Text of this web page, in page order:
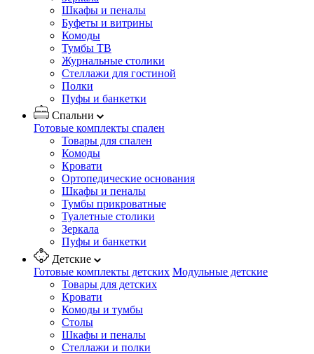
Шкафы и пеналы
Буфеты и витрины
Комоды
Тумбы ТВ
Журнальные столики
Стеллажи для гостиной
Полки
Пуфы и банкетки
Спальни
Готовые комплекты спален
Товары для спален
Комоды
Кровати
Ортопедические основания
Шкафы и пеналы
Тумбы прикроватные
Туалетные столики
Зеркала
Пуфы и банкетки
Детские
Готовые комплекты детских Модульные детские
Товары для детских
Кровати
Комоды и тумбы
Столы
Шкафы и пеналы
Стеллажи и полки